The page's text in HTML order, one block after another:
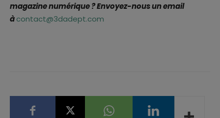
magazine numérique ? Envoyez-nous un email
àcontact@3dadept.com